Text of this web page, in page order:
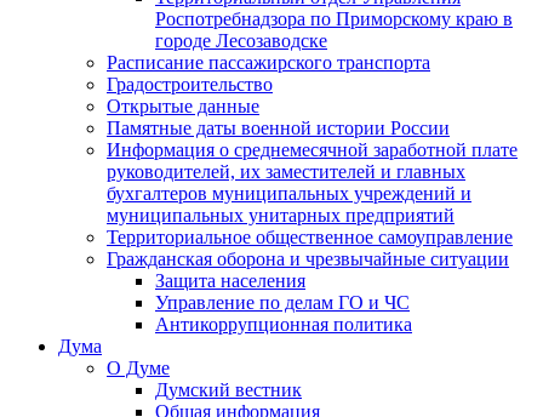
Роспотребнадзора по Приморскому краю в
городе Лесозаводске
Расписание пассажирского транспорта
Градостроительство
Открытые данные
Памятные даты военной истории России
Информация о среднемесячной заработной плате
руководителей, их заместителей и главных
бухгалтеров муниципальных учреждений и
муниципальных унитарных предприятий
Территориальное общественное самоуправление
Гражданская оборона и чрезвычайные ситуации
Защита населения
Управление по делам ГО и ЧС
Антикоррупционная политика
Дума
О Думе
Думский вестник
Общая информация